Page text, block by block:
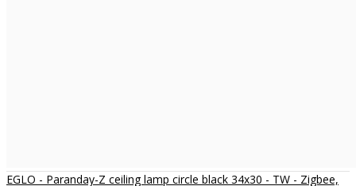
EGLO - Paranday-Z ceiling lamp circle black 34x30 - TW - Zigbee,